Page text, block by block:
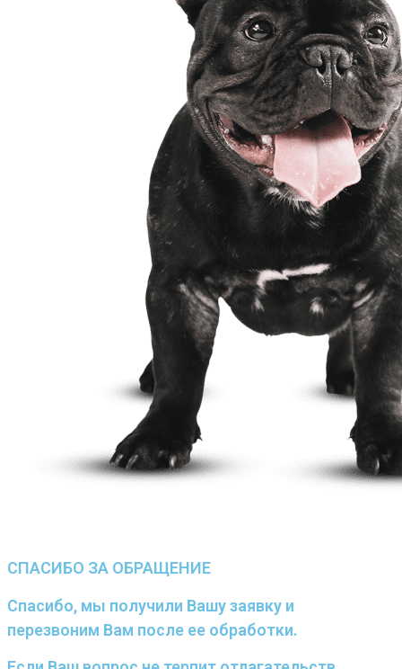
СПАСИБО ЗА ОБРАЩЕНИЕ
Спасибо, мы получили Вашу заявку и
перезвоним Вам после ее обработки.